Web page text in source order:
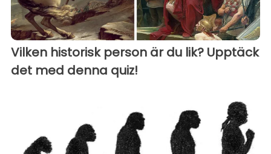
Vilken historisk person är du lik? Upptäck
det med denna quiz!